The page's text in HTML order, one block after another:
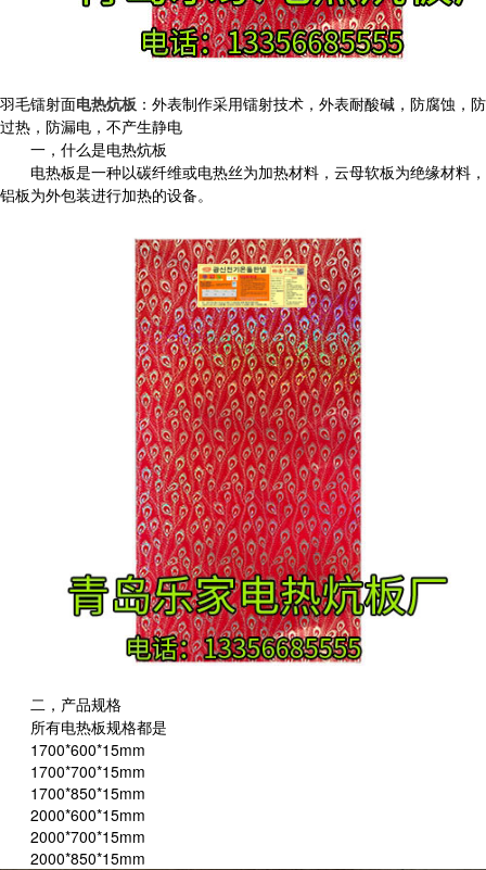
羽毛镭射面电热炕板 ： 外表制作采用镭射技术，外表耐酸碱，防腐蚀，防
过热，防漏电，不产生静电
一，什么是电热炕板
电热板是一种以碳纤维或电热丝为加热材料，云母软板为绝缘材料，
铝板为外包装进行加热的设备。
二， 产品规格
所有电热板规格都是
1700*600*15mm
1700*700*15mm
1700*850*15mm
2000*600*15mm
2000*700*15mm
2000*850*15mm